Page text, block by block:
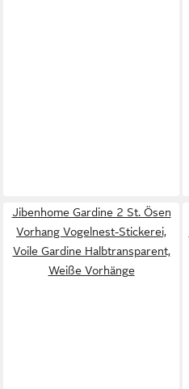
Jibenhome Gardine 2 St. Ösen
Vorhang Vogelnest-Stickerei,
Voile Gardine Halbtransparent,
Weiße Vorhänge